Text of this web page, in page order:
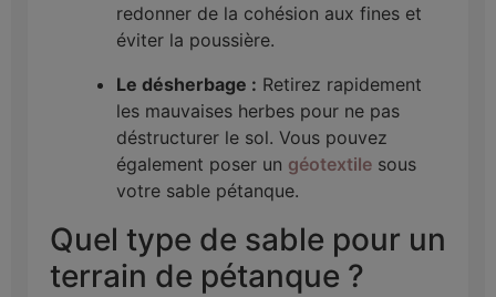
redonner de la cohésion aux fines et
éviter la poussière.
Le désherbage : Retirez rapidement
les mauvaises herbes pour ne pas
déstructurer le sol. Vous pouvez
également poser un géotextile sous
votre sable pétanque.
Quel type de sable pour un
terrain de pétanque ?